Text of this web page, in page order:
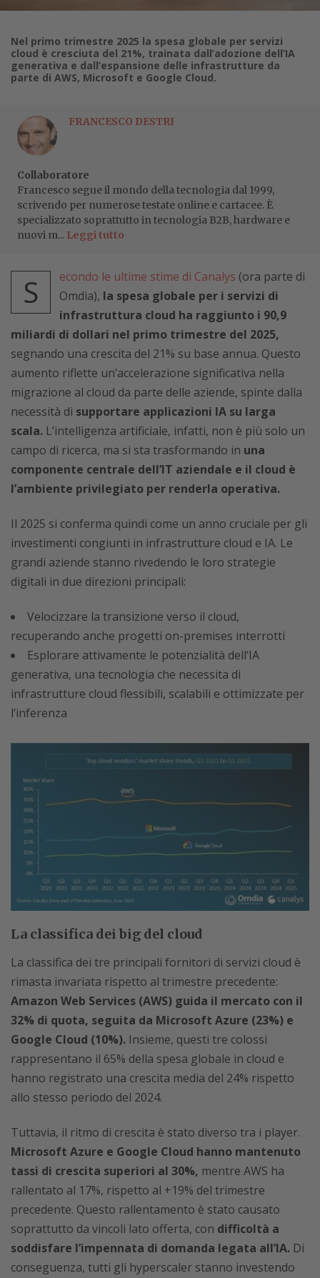
Nel primo trimestre 2025 la spesa globale per servizi
cloud è cresciuta del 21%, trainata dall’adozione dell’IA
generativa e dall’espansione delle infrastrutture da
parte di AWS, Microsoft e Google Cloud.
FRANCESCO DESTRI
Collaboratore
Francesco segue il mondo della tecnologia dal 1999,
scrivendo per numerose testate online e cartacee. È
specializzato soprattutto in tecnologia B2B, hardware e
nuovi m... Leggi tutto
S econdo le ultime stime di Canalys (ora parte di
Omdia), la spesa globale per i servizi di
infrastruttura cloud ha raggiunto i 90,9
miliardi di dollari nel primo trimestre del 2025,
segnando una crescita del 21% su base annua. Questo
aumento riflette un’accelerazione significativa nella
migrazione al cloud da parte delle aziende, spinte dalla
necessità di supportare applicazioni IA su larga
scala. L’intelligenza artificiale, infatti, non è più solo un
campo di ricerca, ma si sta trasformando in una
componente centrale dell’IT aziendale e il cloud è
l’ambiente privilegiato per renderla operativa.
Il 2025 si conferma quindi come un anno cruciale per gli
investimenti congiunti in infrastrutture cloud e IA. Le
grandi aziende stanno rivedendo le loro strategie
digitali in due direzioni principali:
Velocizzare la transizione verso il cloud,
recuperando anche progetti on-premises interrotti
Esplorare attivamente le potenzialità dell’IA
generativa, una tecnologia che necessita di
infrastrutture cloud flessibili, scalabili e ottimizzate per
l’inferenza
La classifica dei big del cloud
La classifica dei tre principali fornitori di servizi cloud è
rimasta invariata rispetto al trimestre precedente:
Amazon Web Services (AWS) guida il mercato con il
32% di quota, seguita da Microsoft Azure (23%) e
Google Cloud (10%). Insieme, questi tre colossi
rappresentano il 65% della spesa globale in cloud e
hanno registrato una crescita media del 24% rispetto
allo stesso periodo del 2024.
Tuttavia, il ritmo di crescita è stato diverso tra i player.
Microsoft Azure e Google Cloud hanno mantenuto
tassi di crescita superiori al 30%, mentre AWS ha
rallentato al 17%, rispetto al +19% del trimestre
precedente. Questo rallentamento è stato causato
soprattutto da vincoli lato offerta, con difficoltà a
soddisfare l’impennata di domanda legata all’IA. Di
conseguenza, tutti gli hyperscaler stanno investendo